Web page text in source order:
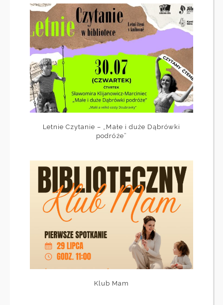
Letnie Czytanie – „Małe i duże Dąbrówki
podróże”
Klub Mam